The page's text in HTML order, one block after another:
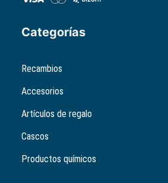
Categorías
Recambios
Accesorios
Artículos de regalo
Cascos
Productos químicos